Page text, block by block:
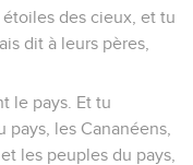
des cieux, et tu
dit à leurs pères,
le pays. Et tu
les Cananéens,
les peuples du pays,